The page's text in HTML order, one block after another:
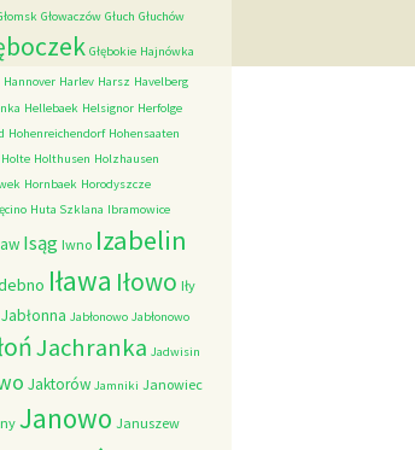
Głowaczów Głuch Głuchów
Głębokie Hajnówka
Hannover Harlev Harsz Havelberg
Hellebaek Helsignor Herfolge
Hohenreichendorf Hohensaaten
Holte Holthusen Holzhausen
Hornbaek Horodyszcze
Huta Szklana Ibramowice
Isąg Iwno Izabelin
Iława Iłowo Iły
Jabłonna Jabłonowo Jabłonowo
Jachranka Jadwisin
Jaktorów Jamniki Janowiec
Janowo Januszew